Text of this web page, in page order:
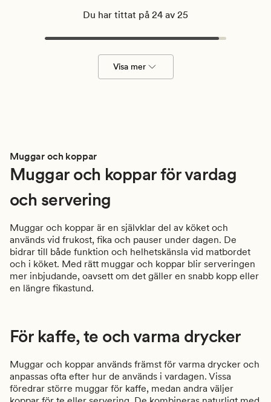
Du har tittat på 24 av 25
Visa mer
Muggar och koppar
Muggar och koppar för vardag
och servering
Muggar och koppar är en självklar del av köket och
används vid frukost, fika och pauser under dagen. De
bidrar till både funktion och helhetskänsla vid matbordet
och i köket. Med rätt muggar och koppar blir serveringen
mer inbjudande, oavsett om det gäller en snabb kopp eller
en längre fikastund.
För kaffe, te och varma drycker
Muggar och koppar används främst för varma drycker och
anpassas ofta efter hur de används i vardagen. Vissa
föredrar större muggar för kaffe, medan andra väljer